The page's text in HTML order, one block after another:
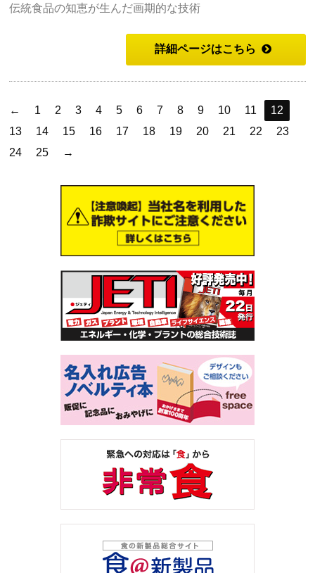
伝統食品の知恵が生んだ画期的な技術
詳細ページはこちら
← 1 2 3 4 5 6 7 8 9 10 11
12
13
14 15 16 17 18 19 20 21 22
23
24
25 →